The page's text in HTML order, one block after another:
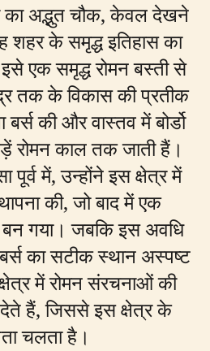
का अद्भुत चौक, केवल देखने
शहर के समृद्ध इतिहास का
एक समृद्ध रोमन बस्ती से
तक के विकास की प्रतीक
की और वास्तव में बोर्डो
रोमन काल तक जाती हैं।
पूर्व में, उन्होंने इस क्षेत्र में
की, जो बाद में एक
बन गया। जबकि इस अवधि
का सटीक स्थान अस्पष्ट
में रोमन संरचनाओं की
हैं, जिससे इस क्षेत्र के
चलता है।